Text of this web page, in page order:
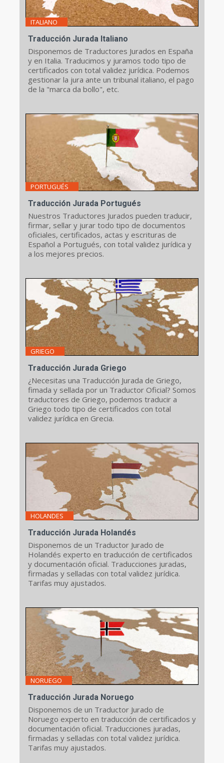
ITALIANO
Traducción Jurada Italiano
Disponemos de Traductores Jurados en España
y en Italia. Traducimos y juramos todo tipo de
certificados con total validez jurídica. Podemos
gestionar la jura ante un tribunal italiano, el pago
de la "marca da bollo", etc.
PORTUGUÉS
Traducción Jurada Portugués
Nuestros Traductores Jurados pueden traducir,
firmar, sellar y jurar todo tipo de documentos
oficiales, certificados, actas y escrituras de
Español a Portugués, con total validez jurídica y
a los mejores precios.
GRIEGO
Traducción Jurada Griego
¿Necesitas una Traducción Jurada de Griego,
fimada y sellada por un Traductor Oficial? Somos
traductores de Griego, podemos traducir a
Griego todo tipo de certificados con total
validez jurídica en Grecia.
HOLANDES
Traducción Jurada Holandés
Disponemos de un Traductor Jurado de
Holandés experto en traducción de certificados
y documentación oficial. Traducciones juradas,
firmadas y selladas con total validez jurídica.
Tarifas muy ajustados.
NORUEGO
Traducción Jurada Noruego
Disponemos de un Traductor Jurado de
Noruego experto en traducción de certificados y
documentación oficial. Traducciones juradas,
firmadas y selladas con total validez jurídica.
Tarifas muy ajustados.